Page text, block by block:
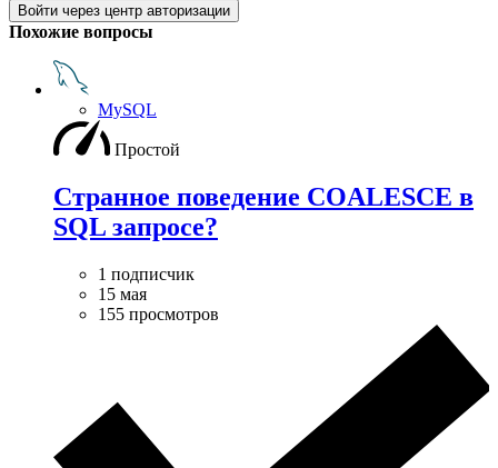
Войти через центр авторизации
Похожие вопросы
MySQL
Простой
Странное поведение COALESCE в
SQL запросе?
1 подписчик
15 мая
155 просмотров